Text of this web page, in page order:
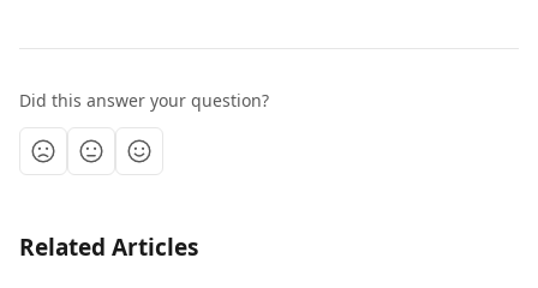
Did this answer your question?
Related Articles